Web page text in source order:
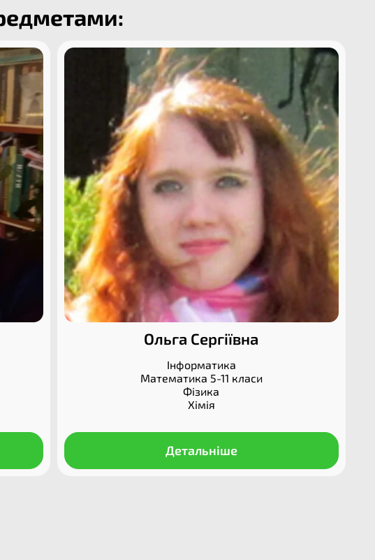
Ольга Сергіївна
Інформатика
Математика 5-11 класи
Фізика
Хімія
Детальніше